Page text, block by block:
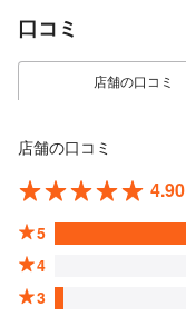
口コミ
店舗の口コミ
店舗の口コミ
4.90
5
4
3